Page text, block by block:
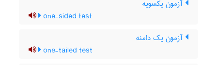
آزمون یکسویه
one-sided test
آزمون یک دامنه
one-tailed test